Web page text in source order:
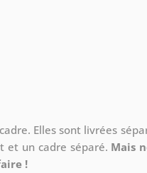
Elles sont livrées
et un cadre séparé. Mais
!